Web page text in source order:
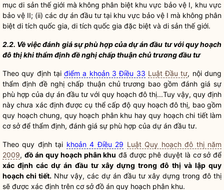
mục di sản thế giới mà không phân biệt khu vực bảo vệ I, khu vực
bảo vệ II; (ii) các dự án đầu tư tại khu vực bảo vệ I mà không phân
biệt di tích quốc gia, di tích quốc gia đặc biệt và di sản thế giới.
2.2. Về việc đánh giá sự phù hợp của dự án đầu tư với quy hoạch
đô thị khi thẩm định đề nghịchấp thuận chủ trương đầu tư
Theo quy định tạiđiểm a khoản 3 Điều 33 Luật Đầu tư, nội dung
thẩm định đề nghị chấp thuậnchủ trương bao gồm đánh giá sự
phù hợp của dự án đầu tư với quy hoạch đô thị...Tuy vậy, quy định
này chưa xác định được cụ thể cấp độ quy hoạch đô thị, bao gồm
quy hoạch chung, quy hoạch phân khu hay quy hoạch chi tiết làm
cơ sở để thẩm định, đánh giá sự phù hợp của dự án đầu tư.
Theo quy định tại khoản 4 Điều 29 Luật Quy hoạch đô thị năm
2009, đồ án quy hoạch phân khu đã được phê duyệt là cơ sở để
xác định các dự án đầu tư xây dựng trong đô thị và lập quy
hoạch chi tiết. Như vậy, các dự án đầu tư xây dựng trong đô thị
sẽ được xác định trên cơ sở đồ án quy hoạch phân khu.